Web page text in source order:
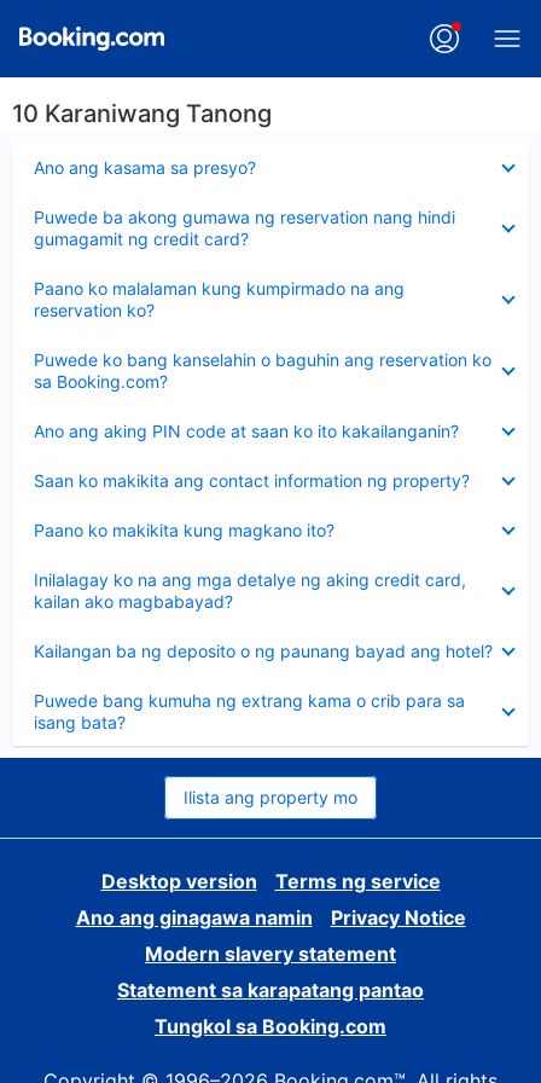
10 Karaniwang Tanong
Ano ang kasama sa presyo?
ang
Puwede ba akong gumawa ng reservation nang hindi
gumagamit ng credit card?
ang
sagot
Paano ko malalaman kung kumpirmado na ang
reservation ko?
ang
sagot
Puwede ko bang kanselahin o baguhin ang reservation ko
sa Booking.com?
ang
sagot
Ano ang aking PIN code at saan ko ito kakailanganin?
ang
Saan ko makikita ang contact information ng property?
ang
Paano ko makikita kung magkano ito?
ang
Inilalagay ko na ang mga detalye ng aking credit card,
kailan ako magbabayad?
ang
sagot
Kailangan ba ng deposito o ng paunang bayad ang hotel?
ang
Puwede bang kumuha ng extrang kama o crib para sa
isang bata?
ang
sagot
Ilista ang property mo
Desktop version
Terms ng service
Ano ang ginagawa namin
Privacy Notice
Modern slavery statement
Statement sa karapatang pantao
Tungkol sa Booking.com